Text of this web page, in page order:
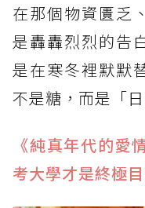
在那個物資匱乏
是轟轟烈烈的告
是在寒冬裡默默
不是糖，而是「
《純真年代的
考大學才是終極